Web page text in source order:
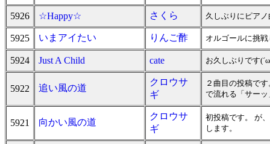
5926 ☆Happy☆ さくら 久しぶりにピア
5925 いまアイたい りんご酢 オルゴールに挑
5924 Just A Child cate お久しぶりです
5922 追い風の道
クロウサ
ギ
２曲目の投稿で
で流れる「サー
5921 向かい風の道
クロウサ
ギ
初投稿です。 が
します。